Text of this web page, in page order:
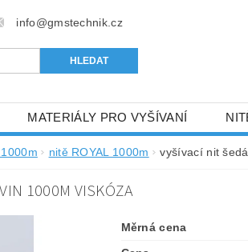
info@gmstechnik.cz
MATERIÁLY PRO VYŠÍVANÍ
A KATALOGY DOPRODEJ A
nitě ROYAL 1000m vyšívací nit
1000M VISKÓZA
Měrná cena